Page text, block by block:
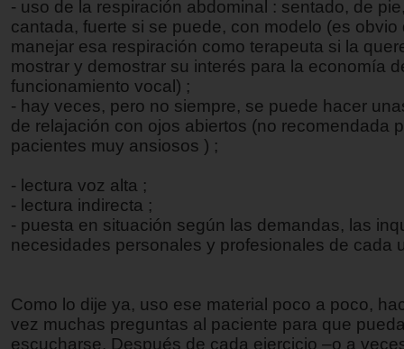
- uso de la respiración abdominal : sentado, de
cantada, fuerte si se puede, con modelo (es obvio
manejar esa respiración como terapeuta si la
mostrar y demostrar su interés para la economía
funcionamiento vocal) ;
- hay veces, pero no siempre, se puede hacer
de relajación con ojos abiertos (no recomendada
pacientes muy ansiosos ) ;
- lectura voz alta ;
- lectura indirecta ;
- puesta en situación según las demandas, las
necesidades personales y profesionales de cada
Como lo dije ya, uso ese material poco a poco,
vez muchas preguntas al paciente para que
escucharse. Después de cada ejercicio –o a